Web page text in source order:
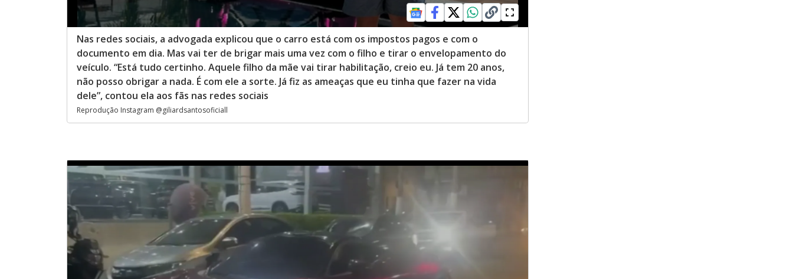
Nas redes sociais, a advogada explicou que o carro está com os impostos pagos e com o
documento em dia. Mas vai ter de brigar mais uma vez com o filho e tirar o envelopamento do
veículo. “Está tudo certinho. Aquele filho da mãe vai tirar habilitação, creio eu. Já tem 20 anos,
não posso obrigar a nada. É com ele a sorte. Já fiz as ameaças que eu tinha que fazer na vida
dele”, contou ela aos fãs nas redes sociais
Reprodução Instagram @giliardsantosoficiall